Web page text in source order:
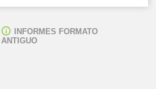
INFORMES FORMATO
ANTIGUO